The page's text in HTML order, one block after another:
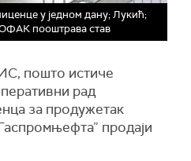
у једном дану; Лукић;
ОФАК пооштрава став
пошто истиче
рад
за продужетак
продаји